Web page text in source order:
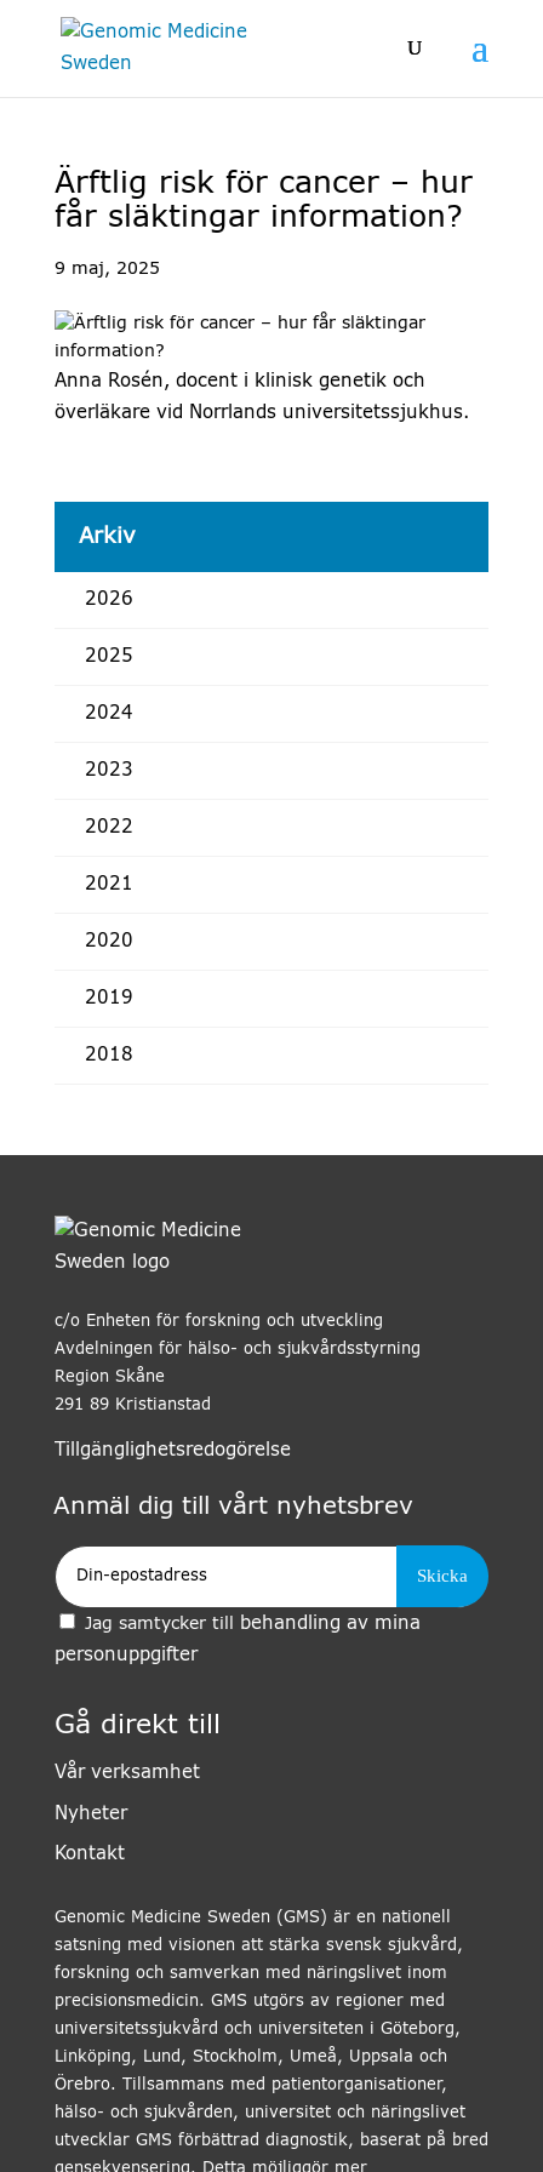
Ärftlig risk för cancer – hur
får släktingar information?
9 maj, 2025
Anna Rosén, docent i klinisk genetik och
överläkare vid Norrlands universitetssjukhus.
Arkiv
2026
2025
2024
2023
2022
2021
2020
2019
2018
c/o Enheten för forskning och utveckling
Avdelningen för hälso- och sjukvårdsstyrning
Region Skåne
291 89 Kristianstad
Tillgänglighetsredogörelse
Anmäl dig till vårt nyhetsbrev
Epost
Jag samtycker till
behandling av mina
personuppgifter
Gå direkt till
Vår verksamhet
Nyheter
Kontakt
Genomic Medicine Sweden (GMS) är en nationell
satsning med visionen att stärka svensk sjukvård,
forskning och samverkan med näringslivet inom
precisionsmedicin. GMS utgörs av regioner med
universitetssjukvård och universiteten i Göteborg,
Linköping, Lund, Stockholm, Umeå, Uppsala och
Örebro. Tillsammans med patientorganisationer,
hälso- och sjukvården, universitet och näringslivet
utvecklar GMS förbättrad diagnostik, baserat på bred
gensekvensering. Detta möjliggör mer